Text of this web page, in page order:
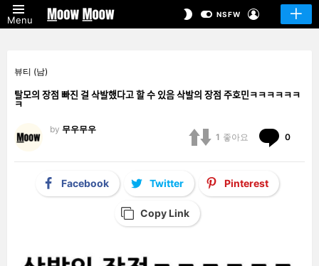
Menu
SWITCHNSFW
뷰티 (남)
탈모의 장점 빠진 걸 삭발했다고 할 수 있음 삭발의 장점 주호민ㅋㅋㅋㅋㅋㅋ
ㅋ
by 무우무우
1 좋아요 0
Facebook Twitter Pinterest
Copy Link